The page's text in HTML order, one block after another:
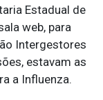
Estadual de
web, para
Intergestores
estavam as
a Influenza.